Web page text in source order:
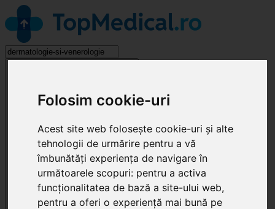
Folosim cookie-uri
Acest site web folosește cookie-uri și alte
tehnologii de urmărire pentru a vă
îmbunătăți experiența de navigare în
următoarele scopuri: pentru a activa
funcționalitatea de bază a site-ului web,
pentru a oferi o experiență mai bună pe